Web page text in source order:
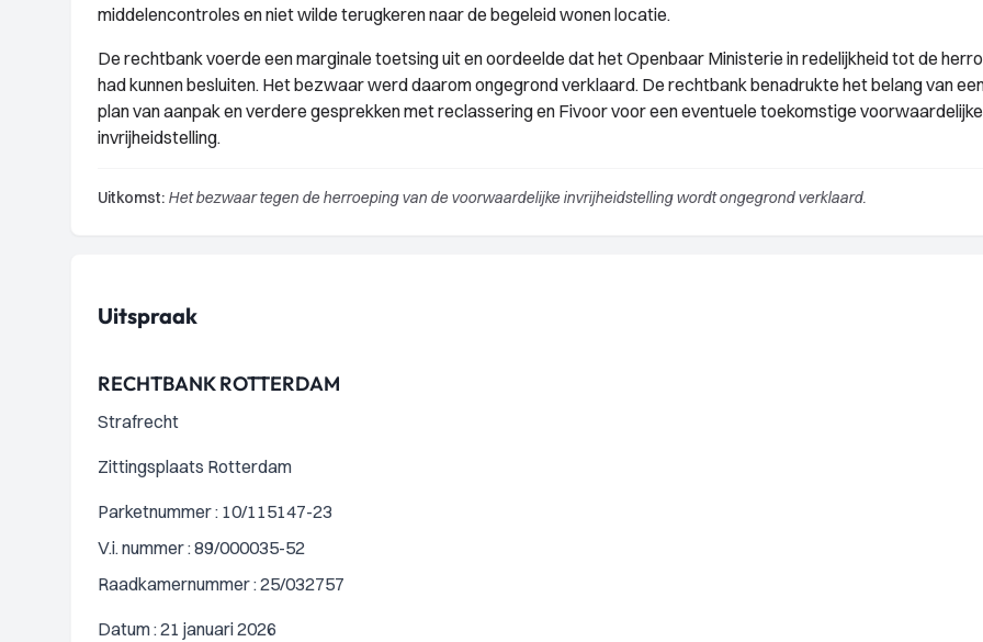
middelencontroles en niet wilde terugkeren naar de begeleid wonen locatie.
De rechtbank voerde een marginale toetsing uit en oordeelde dat het Openbaar Ministerie in redelijkheid tot de
had kunnen besluiten. Het bezwaar werd daarom ongegrond verklaard. De rechtbank benadrukte het belang van
plan van aanpak en verdere gesprekken met reclassering en Fivoor voor een eventuele toekomstige voorwaardelijke
invrijheidstelling.
Uitkomst: Het bezwaar tegen de herroeping van de voorwaardelijke invrijheidstelling wordt ongegrond verklaard.
Uitspraak
RECHTBANK ROTTERDAM
Strafrecht
Zittingsplaats Rotterdam
Parketnummer : 10/115147-23
V.i. nummer : 89/000035-52
Raadkamernummer : 25/032757
Datum : 21 januari 2026